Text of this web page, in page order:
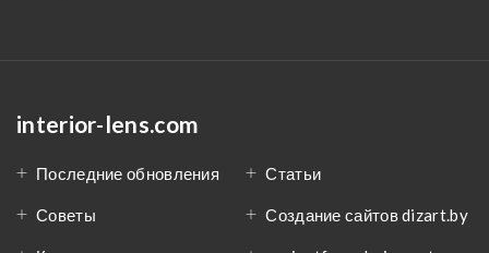
interior-lens.com
Последние обновления Статьи
Советы Создание сайтов dizart.by